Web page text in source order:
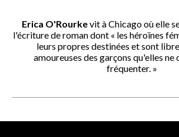
Erica O'Rourkevit à Chicago où elle
l'écriture de roman dont « les héroïnes
leurs propres destinées et sont
amoureuses des garçons qu'elles ne
fréquenter. »